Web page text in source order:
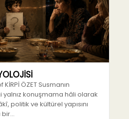
ÖZET Susmanın
yalnız konuşmama hâli olarak
politik ve kültürel yapısını
bir…